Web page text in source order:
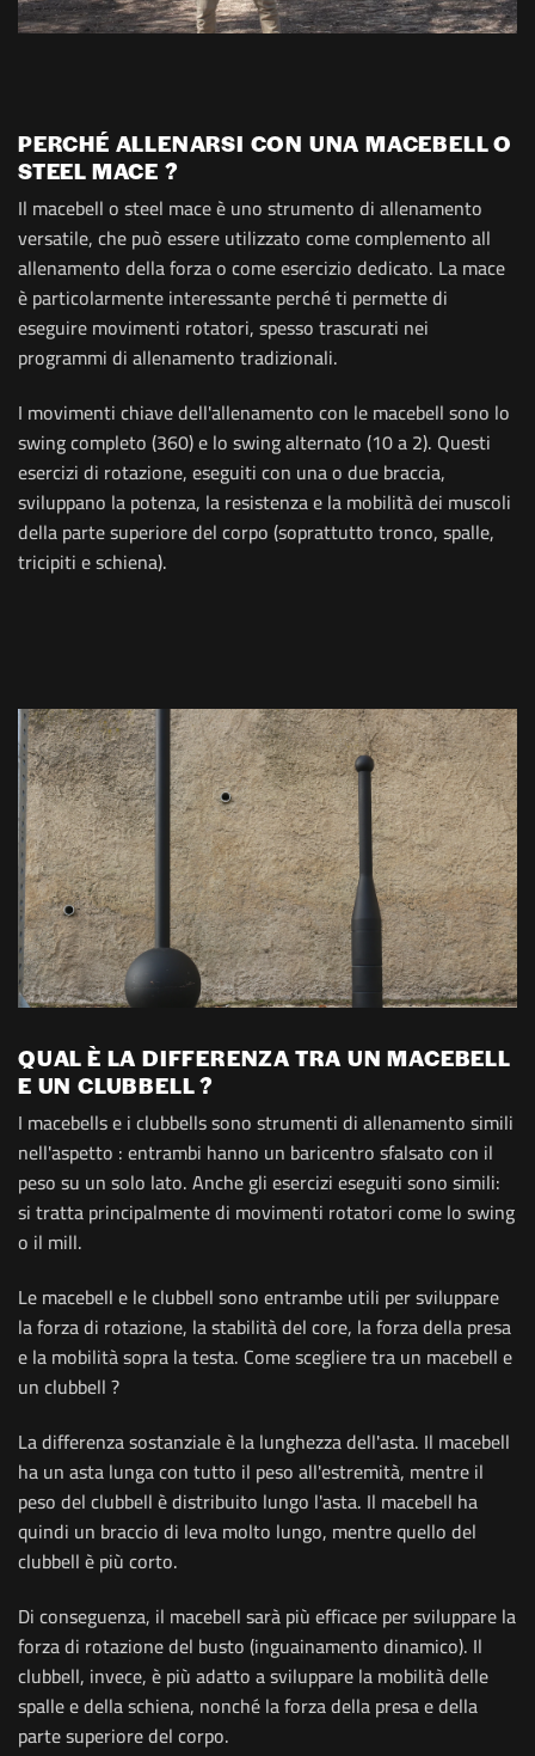
PERCHÉ ALLENARSI CON UNA MACEBELL O
STEEL MACE ?
Il macebell o steel mace è uno strumento di allenamento
versatile, che può essere utilizzato come complemento all
allenamento della forza o come esercizio dedicato. La mace
è particolarmente interessante perché ti permette di
eseguire movimenti rotatori, spesso trascurati nei
programmi di allenamento tradizionali.
I movimenti chiave dell'allenamento con le macebell sono lo
swing completo (360) e lo swing alternato (10 a 2). Questi
esercizi di rotazione, eseguiti con una o due braccia,
sviluppano la potenza, la resistenza e la mobilità dei muscoli
della parte superiore del corpo (soprattutto tronco, spalle,
tricipiti e schiena).
QUAL È LA DIFFERENZA TRA UN MACEBELL
E UN CLUBBELL ?
I macebells e i clubbells sono strumenti di allenamento simili
nell'aspetto : entrambi hanno un baricentro sfalsato con il
peso su un solo lato. Anche gli esercizi eseguiti sono simili:
si tratta principalmente di movimenti rotatori come lo swing
o il mill.
Le macebell e le clubbell sono entrambe utili per sviluppare
la forza di rotazione, la stabilità del core, la forza della presa
e la mobilità sopra la testa. Come scegliere tra un macebell e
un clubbell ?
La differenza sostanziale è la lunghezza dell'asta. Il macebell
ha un asta lunga con tutto il peso all'estremità, mentre il
peso del clubbell è distribuito lungo l'asta. Il macebell ha
quindi un braccio di leva molto lungo, mentre quello del
clubbell è più corto.
Di conseguenza, il macebell sarà più efficace per sviluppare la
forza di rotazione del busto (inguainamento dinamico). Il
clubbell, invece, è più adatto a sviluppare la mobilità delle
spalle e della schiena, nonché la forza della presa e della
parte superiore del corpo.